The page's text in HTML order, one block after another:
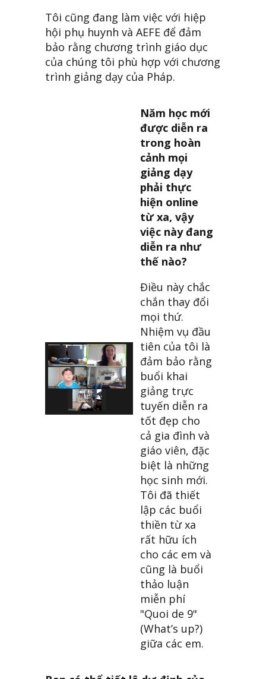
Tôi cũng đang làm việc với hiệp
hội phụ huynh và AEFE để đảm
bảo rằng chương trình giáo dục
của chúng tôi phù hợp với chương
trình giảng dạy của Pháp.
Năm học mới
được diễn ra
trong hoàn
cảnh mọi
giảng dạy
phải thực
hiện online
từ xa, vậy
việc này đang
diễn ra như
thế nào?
Điều này chắc
chắn thay đổi
mọi thứ.
Nhiệm vụ đầu
tiên của tôi là
đảm bảo rằng
buổi khai
giảng trực
tuyến diễn ra
tốt đẹp cho
cả gia đình và
giáo viên, đặc
biệt là những
học sinh mới.
Tôi đã thiết
lập các buổi
thiền từ xa
rất hữu ích
cho các em và
cũng là buổi
thảo luận
miễn phí
"Quoi de 9"
(What’s up?)
giữa các em.